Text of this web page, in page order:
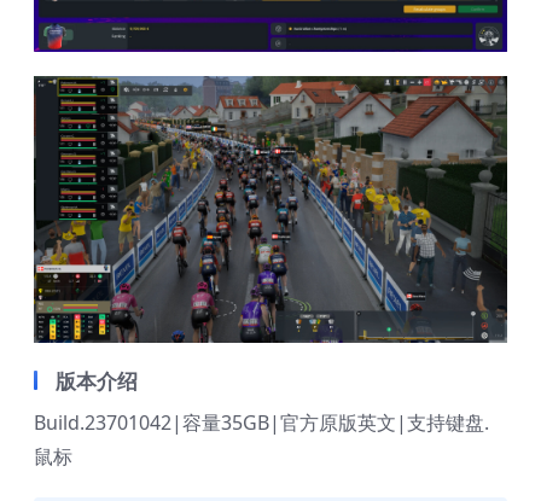
版本介绍
Build.23701042|容量35GB|官方原版英文|支持键盘.
鼠标